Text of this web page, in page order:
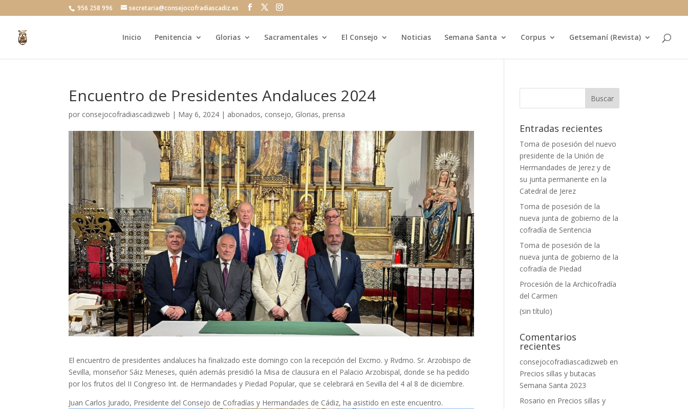
956 258 996 secretaria@consejocofradiascadiz.es
Inicio Penitencia Glorias Sacramentales El Consejo Noticias Semana Santa Corpus Getsemaní (Revista)
Encuentro de Presidentes Andaluces 2024
por consejocofradiascadizweb | May 6, 2024 | abonados, consejo, Glorias,prensa
El encuentro de presidentes andaluces ha finalizado este domingo con la recepción del Excmo. y Rvdmo. Sr. Arzobispo de
Sevilla, monseñor Sáiz Meneses, quién además presidió la Misa de clausura en el Palacio Arzobispal, donde se ha pedido
por los frutos del II Congreso Int. de Hermandades y Piedad Popular, que se celebrará en Sevilla del 4 al 8 de diciembre.
Juan Carlos Jurado, Presidente del Consejo de Cofradías y Hermandades de Cádiz, ha asistido en este encuentro.
Entradas recientes
Toma de posesión del nuevo
presidente de la Unión de
Hermandades de Jerez y de
su junta permanente en la
Catedral de Jerez
Toma de posesión de la
nueva junta de gobierno de la
cofradía de Sentencia
Toma de posesión de la
nueva junta de gobierno de la
cofradía de Piedad
Procesión de la Archicofradía
del Carmen
(sin título)
Comentarios
recientes
consejocofradiascadizweb en
Precios sillas y butacas
Semana Santa 2023
Rosario en Precios sillas y